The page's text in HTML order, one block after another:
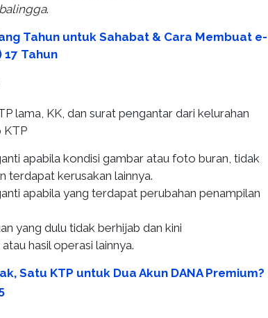
.
Tahun untuk Sahabat & Cara Membuat e-
17 Tahun
lama, KK, dan surat pengantar dari kelurahan
KTP
apabila kondisi gambar atau foto buran, tidak
terdapat kerusakan lainnya.
apabila yang terdapat perubahan penampilan
yang dulu tidak berhijab dan kini
hasil operasi lainnya.
Satu KTP untuk Dua Akun DANA Premium?